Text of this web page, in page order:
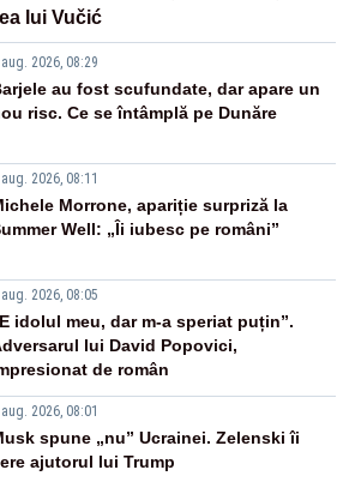
lui Vučić
2026, 08:29
au fost scufundate, dar apare un
risc. Ce se întâmplă pe Dunăre
2026, 08:11
Morrone, apariție surpriză la
Well: „Îi iubesc pe români”
2026, 08:05
idolul meu, dar m-a speriat puțin”.
lui David Popovici,
de român
2026, 08:01
spune „nu” Ucrainei. Zelenski îi
ajutorul lui Trump